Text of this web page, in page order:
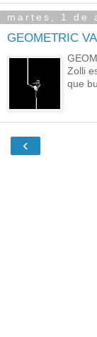
martes, 1 de
GEOMETRIC
Zolli
que
‹